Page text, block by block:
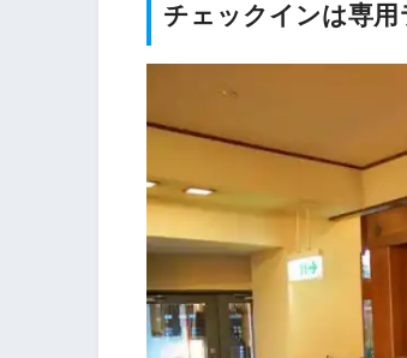
チェックインは専用